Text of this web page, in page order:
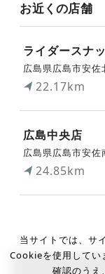
お近くの店舗
ライダースナ
広島県広島市安佐
22.17km
広島中央店
広島県広島市安
24.85km
当サイトでは、サ
Cookieを使用してい
確認のうえ